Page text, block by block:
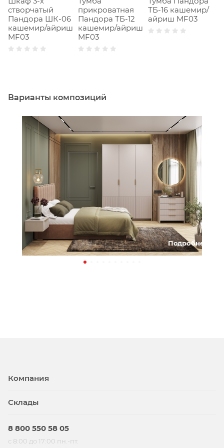
створчатый
Пандора ШК-06
кашемир/айриш
MF03
прикроватная
Пандора ТБ-12
кашемир/айриш
MF03
ТБ-16 кашемир/
айриш MF03
Варианты композиций
Подробнее
Компания
Склады
8 800 550 58 05
с 8:00 до 17:00 пн.-пт.